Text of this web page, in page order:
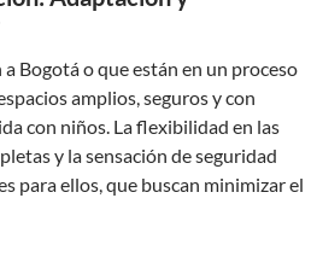
Bogotá o que están en un proceso
amplios, seguros y con
con niños. La flexibilidad en las
y la sensación de seguridad
para ellos, que buscan minimizar el